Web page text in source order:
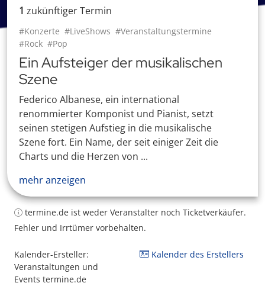
1 zukünftigerTermin
#Konzerte #LiveShows #Veranstaltungstermine
#Rock #Pop
Ein Aufsteiger der musikalischen
Szene
Federico Albanese, ein international
renommierter Komponist und Pianist, setzt
seinen stetigen Aufstieg in die musikalische
Szene fort. Ein Name, der seit einiger Zeit die
Charts und die Herzen von ...
mehr anzeigen
termine.de ist weder Veranstalter noch Ticketverkäufer.
Fehler und Irrtümer vorbehalten.
Kalender-Ersteller:
Veranstaltungen und
Events termine.de
Kalender des Erstellers